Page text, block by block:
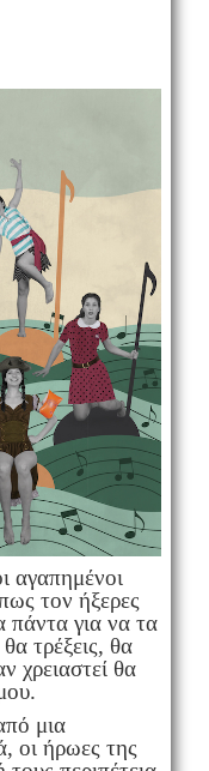
αγαπημένοι
τον ήξερες
πάντα για να τα
τρέξεις, θα
χρειαστεί θα
μια
οι ήρωες της